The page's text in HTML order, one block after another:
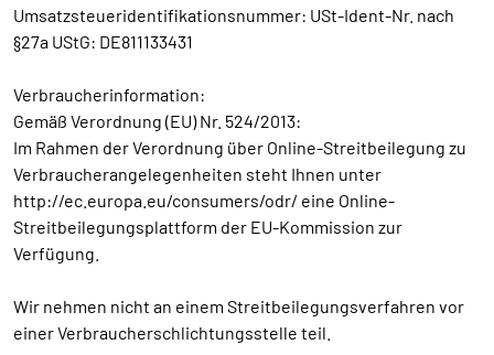
Umsatzsteueridentifikationsnummer: USt-Ident-Nr. nach
§27a UStG: DE811133431
Verbraucherinformation:
Gemäß Verordnung (EU) Nr. 524/2013:
Im Rahmen der Verordnung über Online-Streitbeilegung zu
Verbraucherangelegenheiten steht Ihnen unter
http://ec.europa.eu/consumers/odr/ eine Online-
Streitbeilegungsplattform der EU-Kommission zur
Verfügung.
Wir nehmen nicht an einem Streitbeilegungsverfahren vor
einer Verbraucherschlichtungsstelle teil.